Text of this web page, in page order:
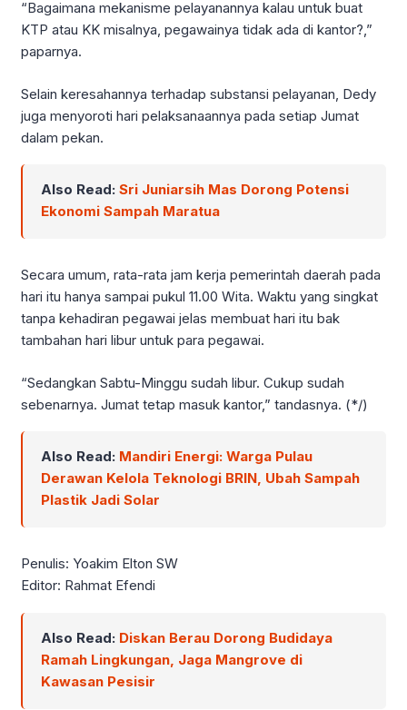
“Bagaimana mekanisme pelayanannya kalau untuk buat
KTP atau KK misalnya, pegawainya tidak ada di kantor?,”
paparnya.
Selain keresahannya terhadap substansi pelayanan, Dedy
juga menyoroti hari pelaksanaannya pada setiap Jumat
dalam pekan.
Also Read: Sri Juniarsih Mas Dorong Potensi
Ekonomi Sampah Maratua
Secara umum, rata-rata jam kerja pemerintah daerah pada
hari itu hanya sampai pukul 11.00 Wita. Waktu yang singkat
tanpa kehadiran pegawai jelas membuat hari itu bak
tambahan hari libur untuk para pegawai.
“Sedangkan Sabtu-Minggu sudah libur. Cukup sudah
sebenarnya. Jumat tetap masuk kantor,” tandasnya. (*/)
Also Read: Mandiri Energi: Warga Pulau
Derawan Kelola Teknologi BRIN, Ubah Sampah
Plastik Jadi Solar
Penulis: Yoakim Elton SW
Editor: Rahmat Efendi
Also Read: Diskan Berau Dorong Budidaya
Ramah Lingkungan, Jaga Mangrove di
Kawasan Pesisir